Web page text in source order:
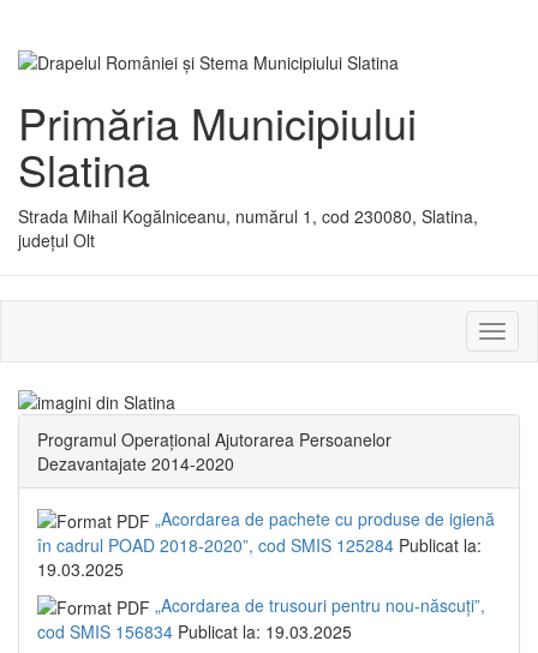
Primăria Municipiului
Slatina
Strada Mihail Kogălniceanu, numărul 1, cod 230080, Slatina,
județul Olt
sau
Programul Operațional Ajutorarea Persoanelor
Dezavantajate 2014-2020
„Acordarea de pachete cu produse de igienă
în cadrul POAD 2018-2020”, cod SMIS 125284 Publicat la:
19.03.2025
„Acordarea de trusouri pentru nou-născuți”,
cod SMIS 156834 Publicat la: 19.03.2025